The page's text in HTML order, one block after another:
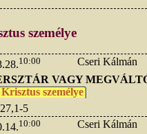
személye
10:00
Cseri Kálmán
VAGY
személye
5
10:00
Cseri Kálmán